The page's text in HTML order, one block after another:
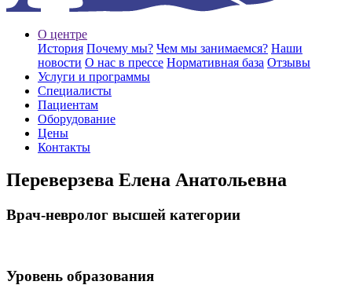
О центре
История Почему мы? Чем мы занимаемся? Наши
новости О нас в прессе Нормативная база Отзывы
Услуги и программы
Специалисты
Пациентам
Оборудование
Цены
Контакты
Переверзева Елена Анатольевна
Врач-невролог высшей категории
Уровень образования